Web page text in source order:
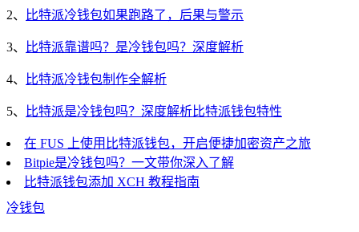
2、 比特派冷钱包如果跑路了，后果与警示
3、 比特派靠谱吗？是冷钱包吗？深度解析
4、 比特派冷钱包制作全解析
5、 比特派是冷钱包吗？深度解析比特派钱包特性
在 FUS 上使用比特派钱包，开启便捷加密资产之旅
Bitpie是冷钱包吗？一文带你深入了解
比特派钱包添加 XCH 教程指南
冷钱包